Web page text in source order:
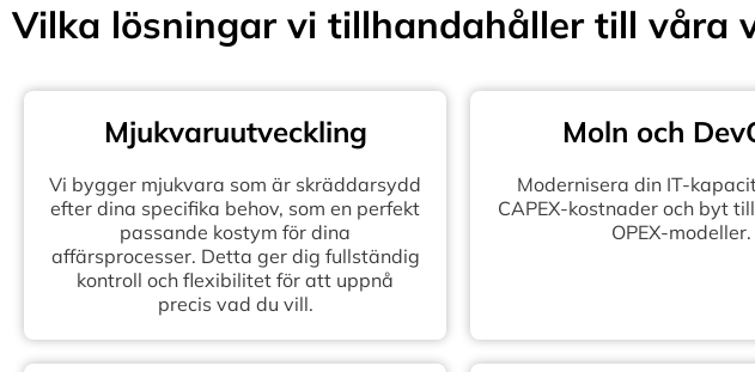
Vilka lösningar vi tillhandahåller till våra
Mjukvaruutveckling
Vi bygger mjukvara som är skräddarsydd
efter dina specifika behov, som en perfekt
passande kostym för dina
affärsprocesser. Detta ger dig fullständig
kontroll och flexibilitet för att uppnå
precis vad du vill.
Moln och
Modernisera din IT-
CAPEX-kostnader och byt
OPEX-modeller.